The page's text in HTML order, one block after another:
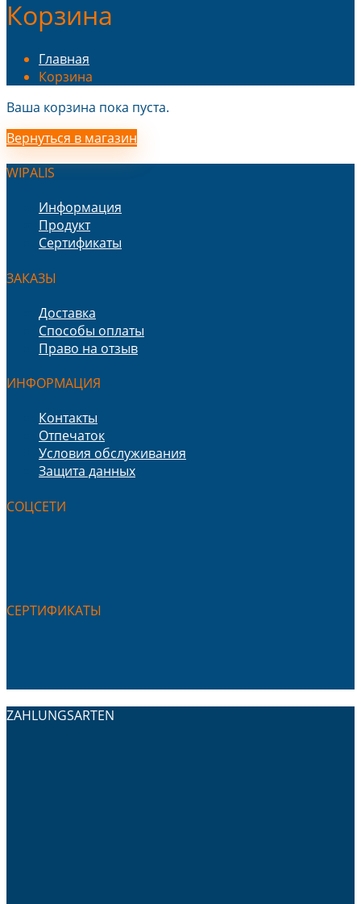
Корзина
Главная
Корзина
Ваша корзина пока пуста.
Вернуться в магазин
WIPALIS
Информация
Продукт
Сертификаты
ЗАКАЗЫ
Доставка
Способы оплаты
Право на отзыв
ИНФОРМАЦИЯ
Контакты
Отпечаток
Условия обслуживания
Защита данных
СОЦСЕТИ
СЕРТИФИКАТЫ
ZAHLUNGSARTEN